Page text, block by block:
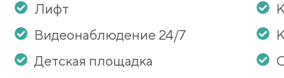
Лифт
Видеонаблюдение 24/7
Детская площадка